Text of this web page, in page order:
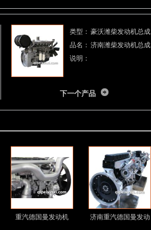
类型： 豪沃潍柴发动机总成
品名： 济南潍柴发动机总成
说明：
下一个产品
重汽德国曼发动机 济南重汽德国曼发动